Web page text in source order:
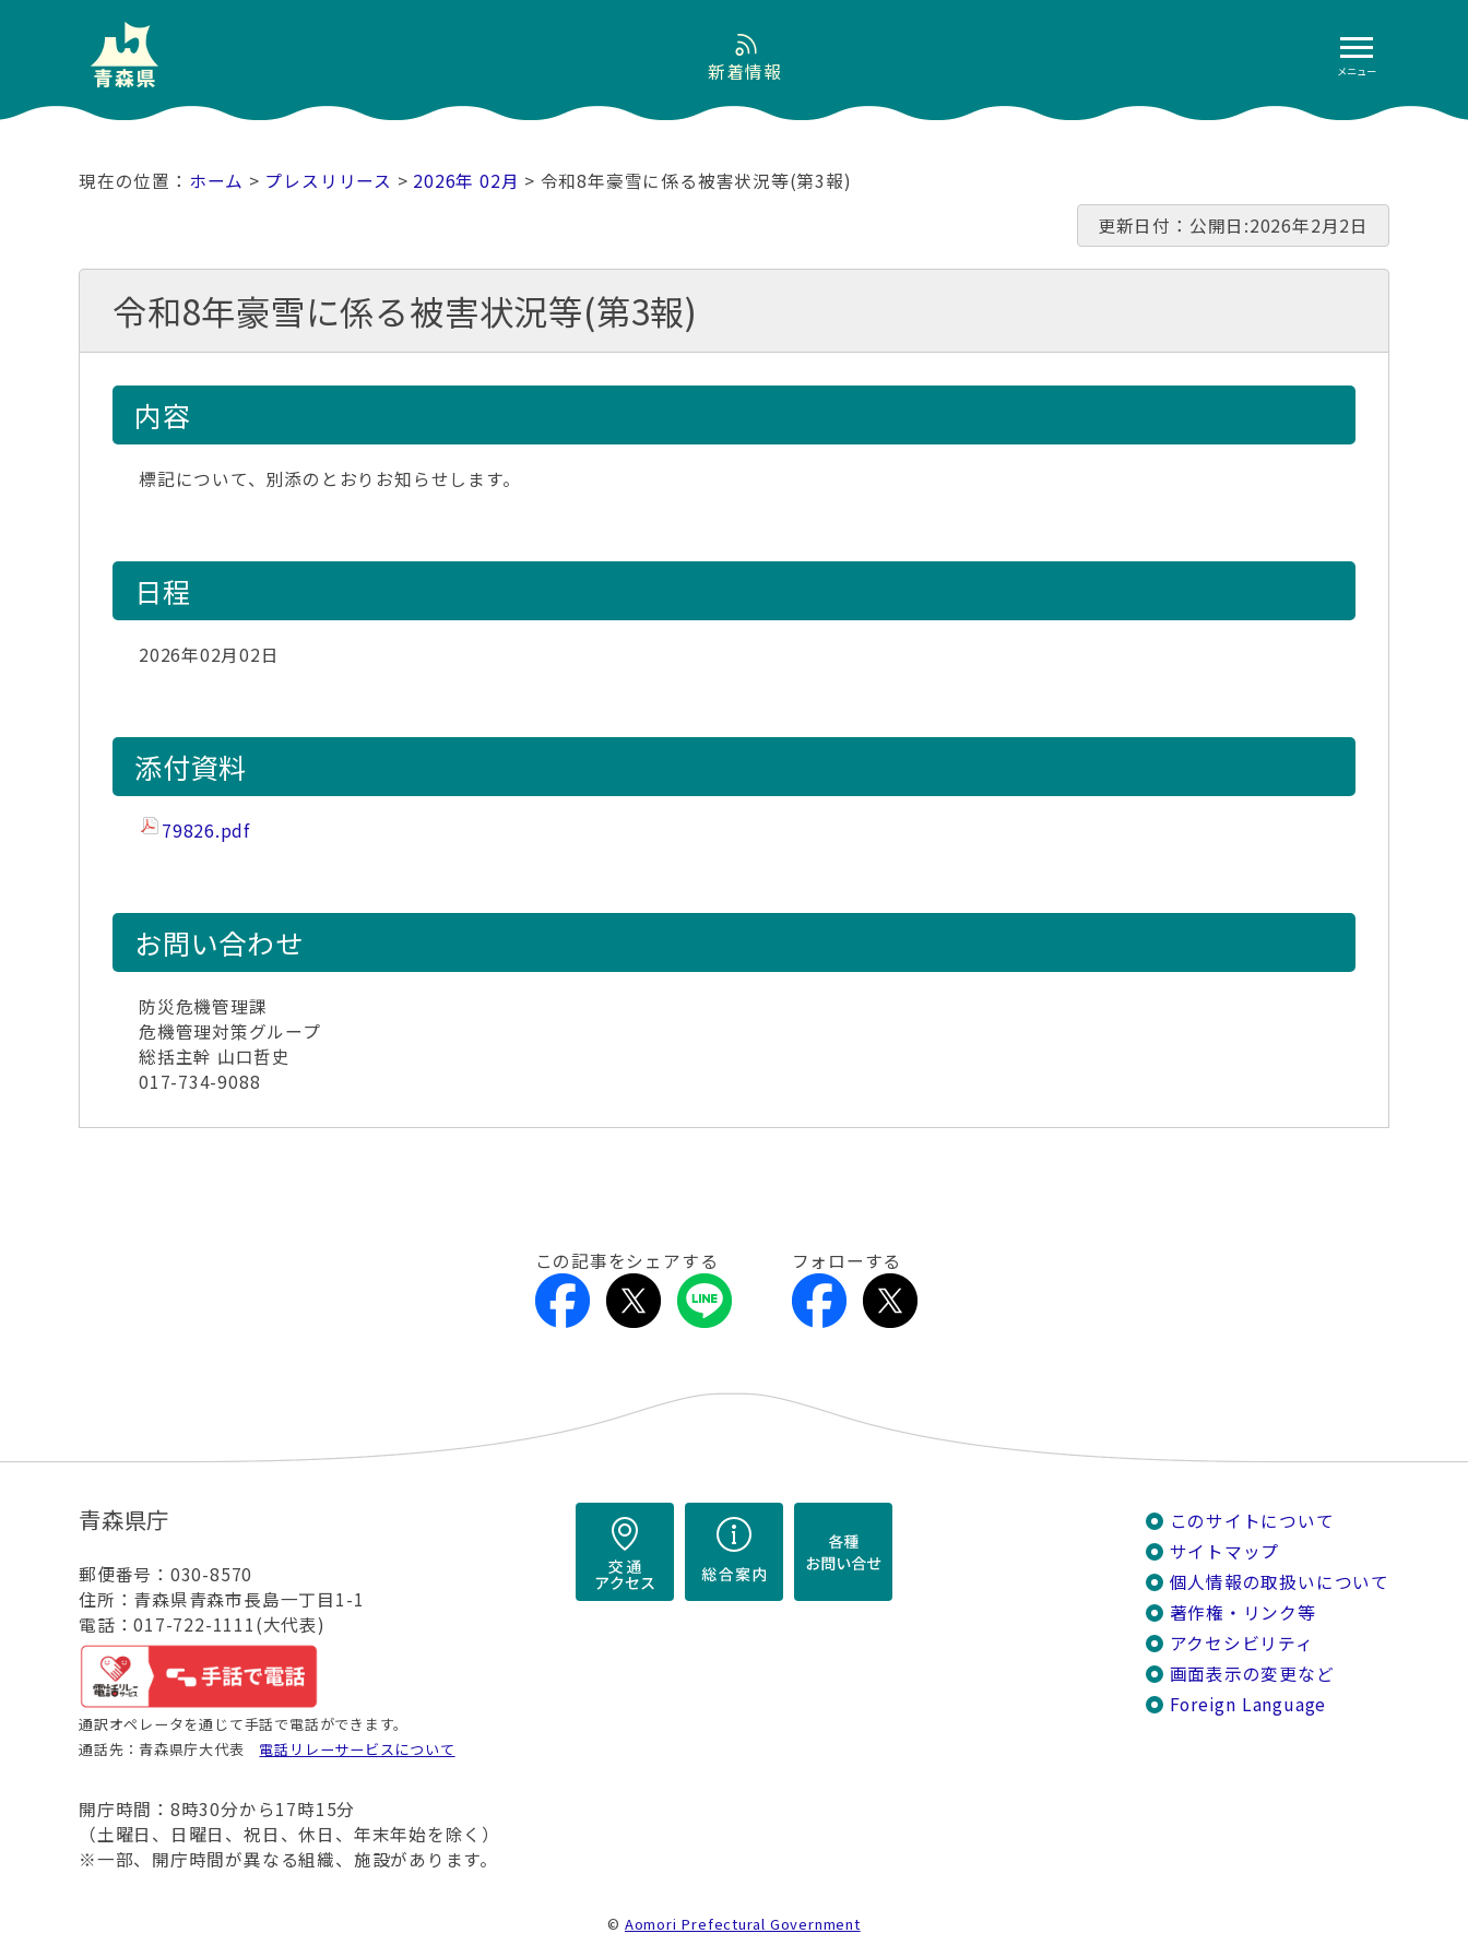
メニュー
新着情報
ホーム > プレスリリース > 2026年 02月 > 令和8年豪雪に係る被害状況等(第3報)
更新日付：公開日:2026年2月2日
令和8年豪雪に係る被害状況等(第3報)
内容
標記について、別添のとおりお知らせします。
日程
2026年02月02日
添付資料
79826.pdf
お問い合わせ
防災危機管理課
危機管理対策グループ
総括主幹 山口哲史
017-734-9088
この記事をシェアする フォローする
青森県庁
郵便番号：030-8570
住所：青森県青森市長島一丁目1-1
電話：017-722-1111(大代表)
通訳オペレータを通じて手話で電話ができます。
通話先：青森県庁大代表 電話リレーサービスについて
開庁時間：8時30分から17時15分
（土曜日、日曜日、祝日、休日、年末年始を除く）
※一部、開庁時間が異なる組織、施設があります。
このサイトについて
サイトマップ
個人情報の取扱いについて
著作権・リンク等
アクセシビリティ
画面表示の変更など
Foreign Language
© Aomori Prefectural Government